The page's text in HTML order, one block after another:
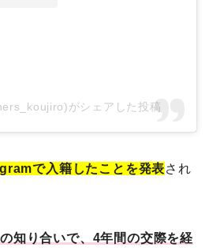
がシェアした投稿
で入籍したことを発表され
知り合いで、4年間の交際を経